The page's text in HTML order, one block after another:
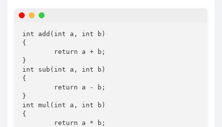
int add(int a, int b)
{
}
int sub(int a, int b)
{
}
int mul(int a, int b)
{